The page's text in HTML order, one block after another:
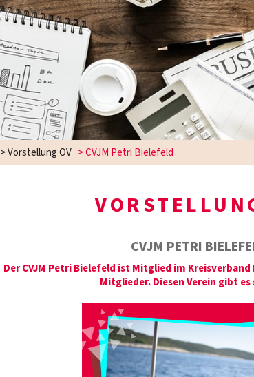
>Vorstellung OV >CVJM Petri Bielefeld
CVJM PETRI
Der CVJM Petri Bielefeld ist Mitglied im
Mitglieder. Diesen Verein gibt es